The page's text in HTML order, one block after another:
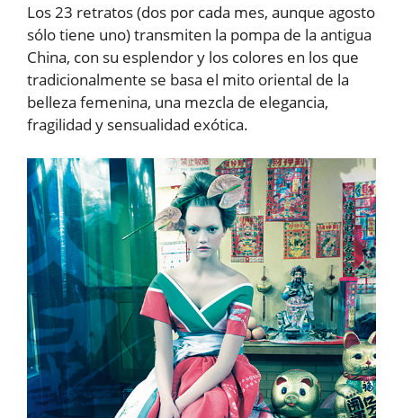
Los 23 retratos (dos por cada mes, aunque agosto
sólo tiene uno) transmiten la pompa de la antigua
China, con su esplendor y los colores en los que
tradicionalmente se basa el mito oriental de la
belleza femenina, una mezcla de elegancia,
fragilidad y sensualidad exótica.